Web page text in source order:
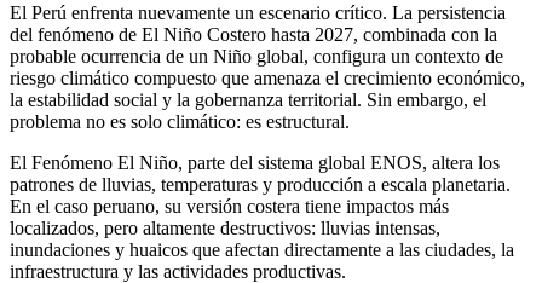
El Perú enfrenta nuevamente un escenario crítico. La persistencia
del fenómeno de El Niño Costero hasta 2027, combinada con la
probable ocurrencia de un Niño global, configura un contexto de
riesgo climático compuesto que amenaza el crecimiento económico,
la estabilidad social y la gobernanza territorial. Sin embargo, el
problema no es solo climático: es estructural.
El Fenómeno El Niño, parte del sistema global ENOS, altera los
patrones de lluvias, temperaturas y producción a escala planetaria.
En el caso peruano, su versión costera tiene impactos más
localizados, pero altamente destructivos: lluvias intensas,
inundaciones y huaicos que afectan directamente a las ciudades, la
infraestructura y las actividades productivas.